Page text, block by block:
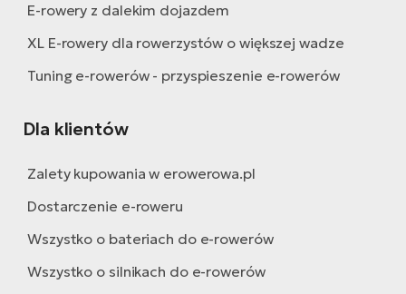
E-rowery z dalekim dojazdem
XL E-rowery dla rowerzystów o większej wadze
Tuning e-rowerów - przyspieszenie e-rowerów
Dla klientów
Zalety kupowania w erowerowa.pl
Dostarczenie e-roweru
Wszystko o bateriach do e-rowerów
Wszystko o silnikach do e-rowerów